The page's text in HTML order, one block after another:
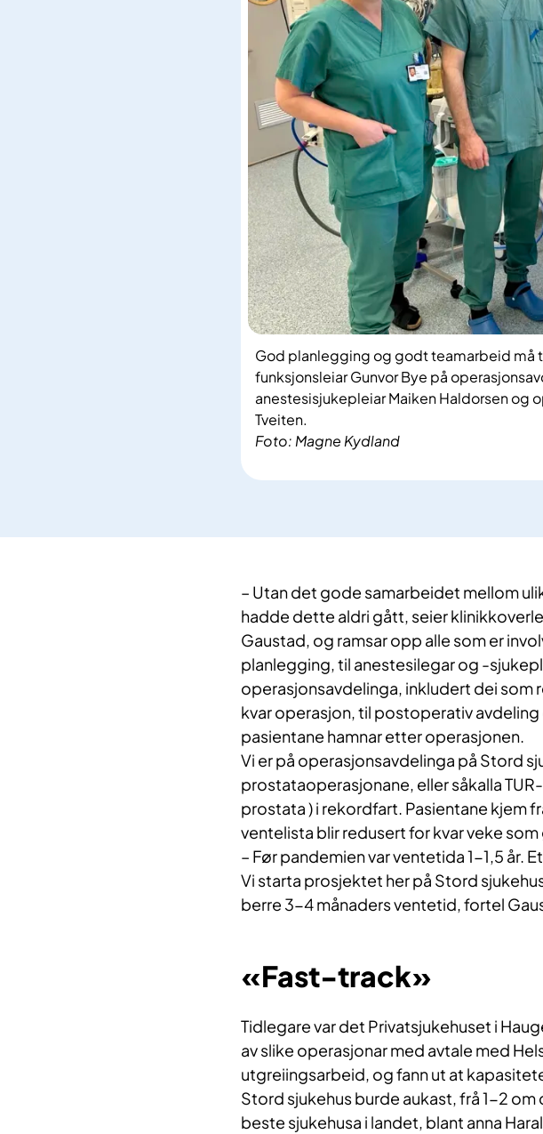
Foto: Magne Kydland
God planlegging og godt teamarbeid må
funksjonsleiar Gunvor Bye på
anestesisjukepleiar Maiken Haldorsen og
Tveiten.
– Utan det gode samarbeidet mellom
hadde dette aldri gått, seier
Gaustad, og ramsar opp alle som er
planlegging, til anestesilegar og -
operasjonsavdelinga, inkludert dei som
kvar operasjon, til postoperativ
pasientane hamnar etter operasjonen.
Vi er på operasjonsavdelinga på Stord
prostataoperasjonane, eller såkalla
prostata ) i rekordfart. Pasientane kjem
ventelista blir redusert for kvar veke som
– Før pandemien var ventetida 1-1,5 år.
Vi starta prosjektet her på Stord
berre 3-4 månaders ventetid, fortel
«Fast-track»
Tidlegare var det Privatsjukehuset i
av slike operasjonar med avtale med
utgreiingsarbeid, og fann ut at
Stord sjukehus burde aukast, frå 1-2 om
beste sjukehusa i landet, blant anna